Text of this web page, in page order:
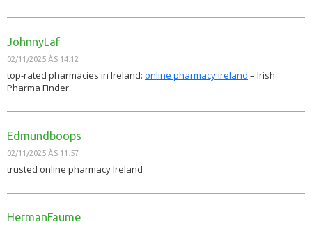
JohnnyLaf
02/11/2025 ÀS 14:12
top-rated pharmacies in Ireland: online pharmacy ireland – Irish
Pharma Finder
Edmundboops
02/11/2025 ÀS 11:57
trusted online pharmacy Ireland
HermanFaume